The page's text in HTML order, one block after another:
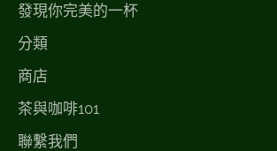
發現你完美的一杯
分類
商店
茶與咖啡101
聯繫我們